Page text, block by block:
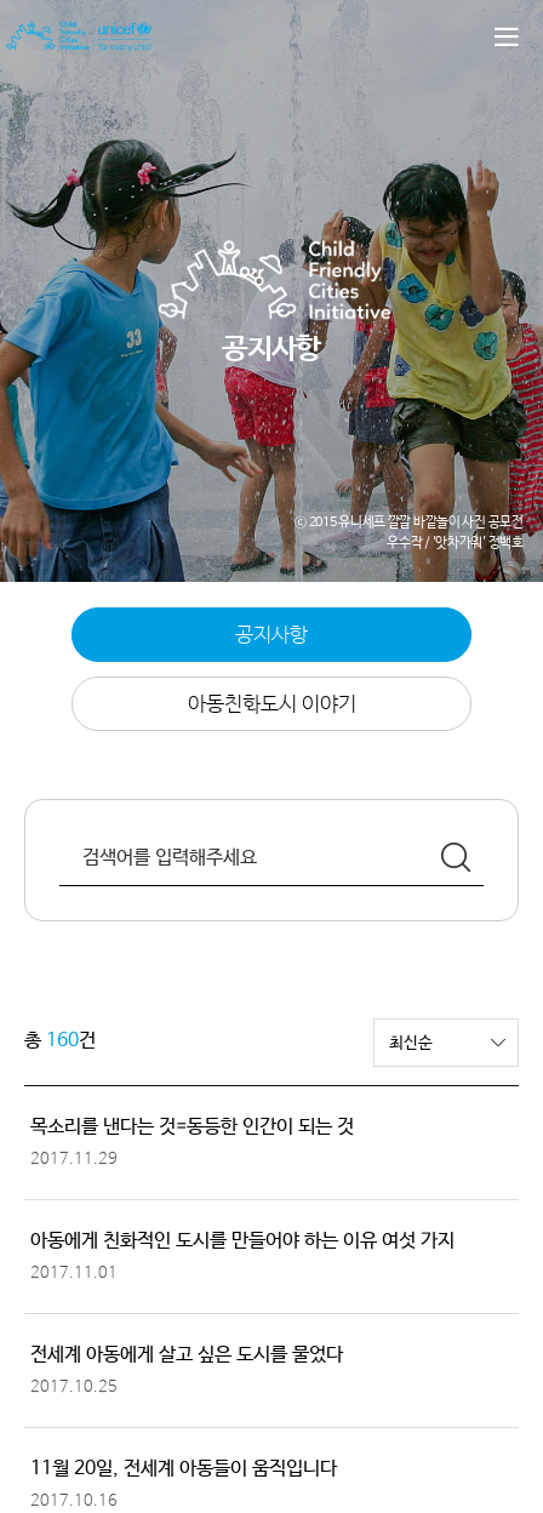
공지사항
ⓒ 2015 유니세프 깔깔 바깥놀이 사진 공모전
우수작 / '앗차가워' 정백호
공지사항
아동친화도시 이야기
총 160건
목소리를 낸다는 것=동등한 인간이 되는 것
2017.11.29
아동에게 친화적인 도시를 만들어야 하는 이유 여섯 가지
2017.11.01
전세계 아동에게 살고 싶은 도시를 물었다
2017.10.25
11월 20일, 전세계 아동들이 움직입니다
2017.10.16